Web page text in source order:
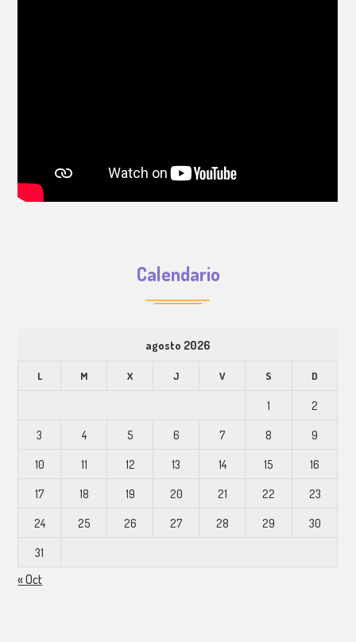
Calendario
agosto 2026
L M X J V S D
1 2
3 4 5 6 7 8 9
10 11 12 13 14 15 16
17 18 19 20 21 22 23
24 25 26 27 28 29 30
31
« Oct